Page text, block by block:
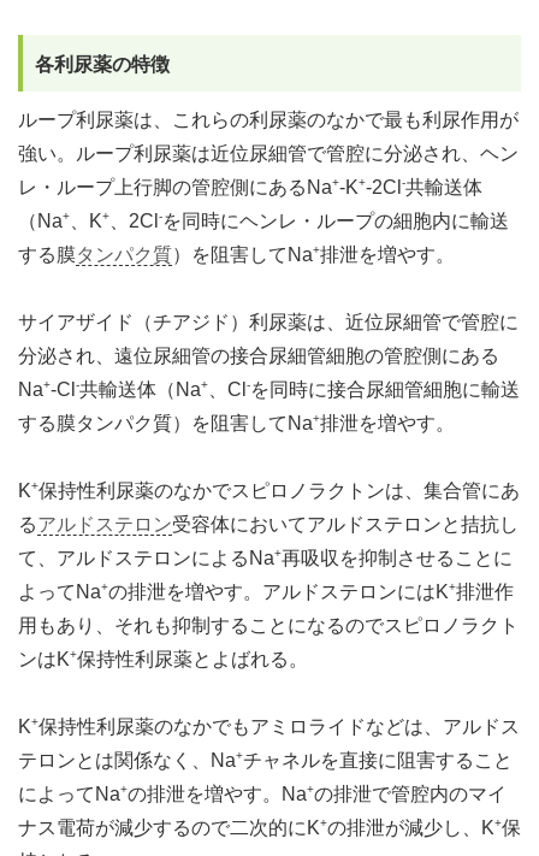
各利尿薬の特徴
ループ利尿薬は、これらの利尿薬のなかで最も利尿作用が
強い。ループ利尿薬は近位尿細管で管腔に分泌され、ヘン
レ・ループ上行脚の管腔側にあるNa+-K+-2Cl -共輸送体
（Na+、K+、2Cl -を同時にヘンレ・ループの細胞内に輸送
する膜タンパク質）を阻害してNa+排泄を増やす。
サイアザイド（チアジド）利尿薬は、近位尿細管で管腔に
分泌され、遠位尿細管の接合尿細管細胞の管腔側にある
Na+-Cl -共輸送体（Na+、Cl -を同時に接合尿細管細胞に輸送
する膜タンパク質）を阻害してNa+排泄を増やす。
K+保持性利尿薬のなかでスピロノラクトンは、集合管にあ
るアルドステロン受容体においてアルドステロンと拮抗し
て、アルドステロンによるNa+再吸収を抑制させることに
よってNa+の排泄を増やす。アルドステロンにはK+排泄作
用もあり、それも抑制することになるのでスピロノラクト
ンはK+保持性利尿薬とよばれる。
K+保持性利尿薬のなかでもアミロライドなどは、アルドス
テロンとは関係なく、Na+チャネルを直接に阻害すること
によってNa+の排泄を増やす。Na+の排泄で管腔内のマイ
ナス電荷が減少するので二次的にK+の排泄が減少し、K+保